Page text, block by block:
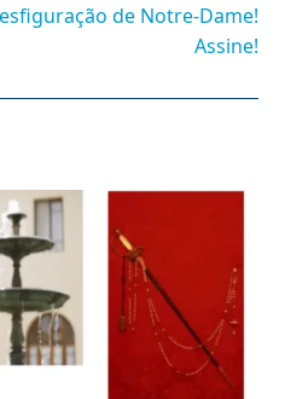
de Notre-Dame!
Assine!